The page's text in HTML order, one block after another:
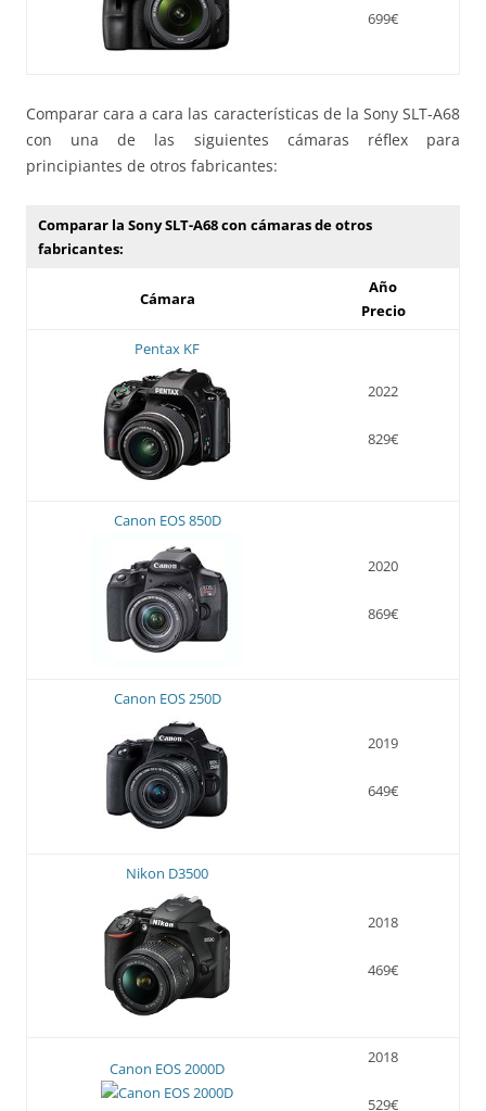
699€
Comparar cara a cara las características de la Sony SLT-A68
con una de las siguientes cámaras réflex para
principiantes de otros fabricantes:
Comparar la Sony SLT-A68 con cámaras de otros
fabricantes:
Cámara
Año
Precio
Pentax KF
2022
829€
Canon EOS 850D
2020
869€
Canon EOS 250D
2019
649€
Nikon D3500
2018
469€
Canon EOS 2000D
2018
529€